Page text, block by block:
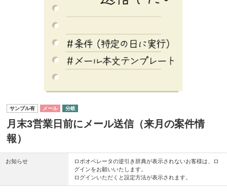
メール 分岐
月末3営業日前にメール送信（来月の案件情
報）
お知らせ
ロボオペレータの逆引き辞典が表示されないお客様は、ロ
グインをお願いいたします。
ログインいただくと設定方法が表示されます。